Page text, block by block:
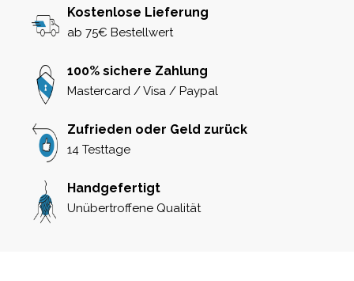
Kostenlose Lieferung
ab 75€ Bestellwert
100% sichere Zahlung
Mastercard / Visa / Paypal
Zufrieden oder Geld zurück
14 Testtage
Handgefertigt
Unübertroffene Qualität